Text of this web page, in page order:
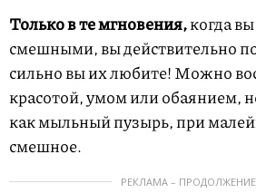
Только в те мгновения,когда
смешными, вы действительно
сильно вы их любите! Можно
красотой, умом или обаянием,
как мыльный пузырь, при
смешное.
РЕКЛАМА –